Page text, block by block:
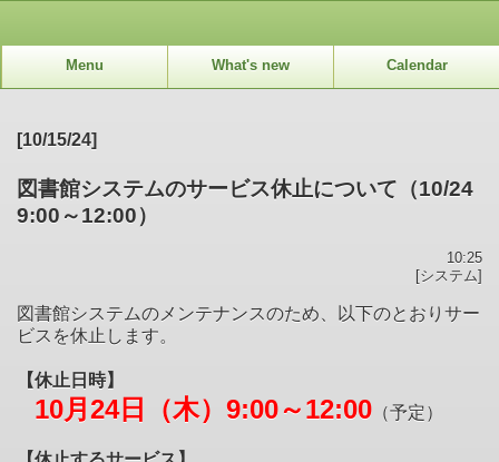
Menu What's new Calendar
[10/15/24]
図書館システムのサービス休止について（10/24
9:00～12:00）
10:25
[システム]
図書館システムのメンテナンスのため、以下のとおりサー
ビスを休止します。
【休止日時】
10月24日（木）9:00～12:00 （予定）